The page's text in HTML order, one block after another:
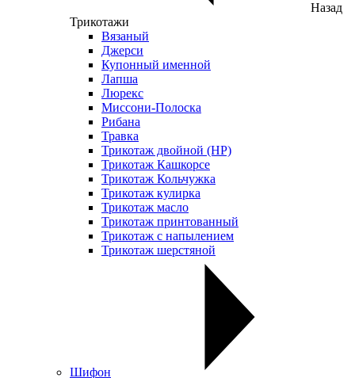
Назад
Трикотажи
Вязаный
Джерси
Купонный именной
Лапша
Люрекс
Миссони-Полоска
Рибана
Травка
Трикотаж двойной (НР)
Трикотаж Кашкорсе
Трикотаж Кольчужка
Трикотаж кулирка
Трикотаж масло
Трикотаж принтованный
Трикотаж с напылением
Трикотаж шерстяной
Шифон